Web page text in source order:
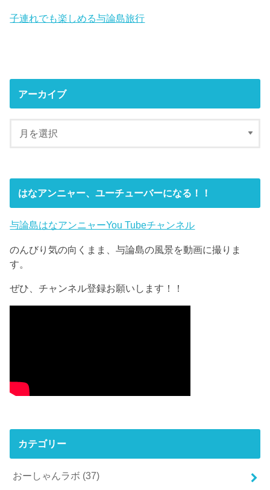
子連れでも楽しめる与論島旅行
アーカイブ
はなアンニャー、ユーチューバーになる！！
与論島はなアンニャーYou Tubeチャンネル
のんびり気の向くまま、与論島の風景を動画に撮りま
す。
ぜひ、チャンネル登録お願いします！！
カテゴリー
おーしゃんラボ (37)